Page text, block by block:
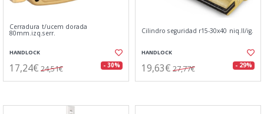
Cerradura t/ucem dorada
80mm.izq.serr.
HANDLOCK
17,24€ 24,51€ - 30%
Cilindro seguridad r15-30x40 niq.ll/ig.
HANDLOCK
19,63€ 27,77€ - 29%